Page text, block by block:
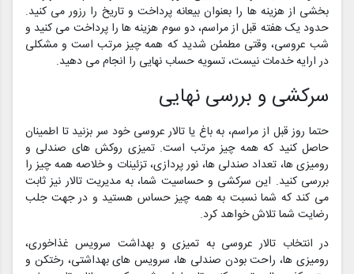
بخشی از هزینه ها را بعنوان بیعانه پرداخت و تاریخ را رزور می کنید.
حدود یک هفته قبل از مراسم، دو سوم هزینه ها را پرداخت می کنید و
شب عروسی، وقتی مطمئن شدید که همه چیز مرتب است و مشکلی
در ارایه خدمات نیست، تسویه حساب نهایی را انجام می دهید.
سرکشی و بررسی نهایی
حتما روز قبل از مراسم، به باغ یا تالار عروسی خود سر بزنید تا اطمینان
حاصل کنید که همه چیز مرتب است. تمیزی روکش های صندلی و
رومیزی ها، تعداد صندلی ها، نور پردازی، تزئینات و خلاصه همه چیز را
بررسی کنید. این سرکشی و حساسیت شما، به مدیریت تالار نیز ثابت
می کند که شما نسبت به همه چیز حساس هستید و در جهت جلب
رضایت شما تلاش خواهد کرد.
در انتخاب تالار عروسی به تمیزی و بهداشت سرویس غذاخوری،
رومیزی ها، راحت بودن صندلی ها، سرویس های بهداشتی، رختکن و